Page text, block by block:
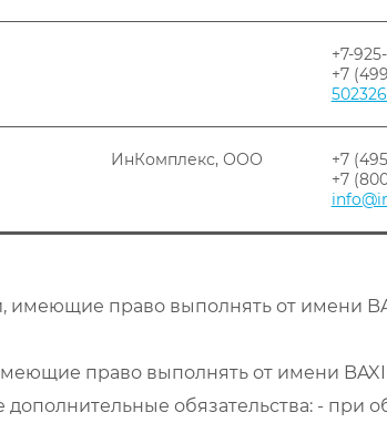
+7-
+7
ИнКомплекс, ООО
+7
+7
имеющие право выполнять от имени
право выполнять от имени
обязательства: - при